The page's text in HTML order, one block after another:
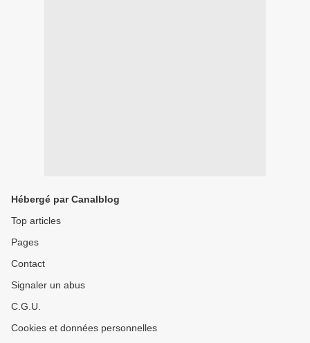
Hébergé par Canalblog
Top articles
Pages
Contact
Signaler un abus
C.G.U.
Cookies et données personnelles